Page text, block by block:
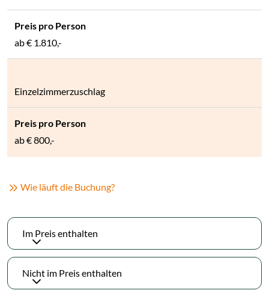
ab € 1.810,-
Einzelzimmerzuschlag
ab € 800,-
Wie läuft die Buchung?(Link öffnet einen neuen Tab)
Im Preis enthalten
Nicht im Preis enthalten